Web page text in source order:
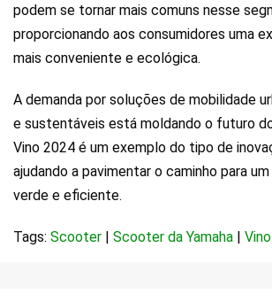
podem se tornar mais comuns nesse
proporcionando aos consumidores uma
mais conveniente e ecológica.
A demanda por soluções de mobilidade
e sustentáveis está moldando o futuro
Vino 2024 é um exemplo do tipo de
ajudando a pavimentar o caminho para um
verde e eficiente.
Tags: Scooter Scooter da Yamaha